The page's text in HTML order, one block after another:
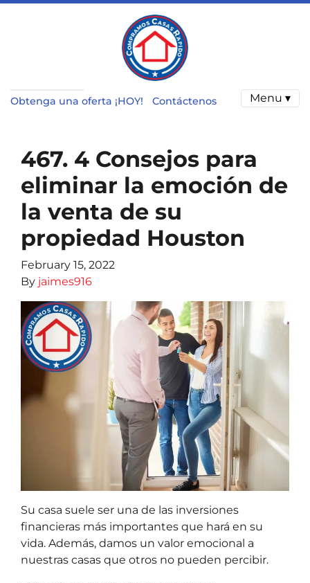
Obtenga una oferta ¡HOY! Contáctenos Menu ▾
467. 4 Consejos para
eliminar la emoción de
la venta de su
propiedad Houston
February 15, 2022
By jaimes916
Su casa suele ser una de las inversiones
financieras más importantes que hará en su
vida. Además, damos un valor emocional a
nuestras casas que otros no pueden percibir.